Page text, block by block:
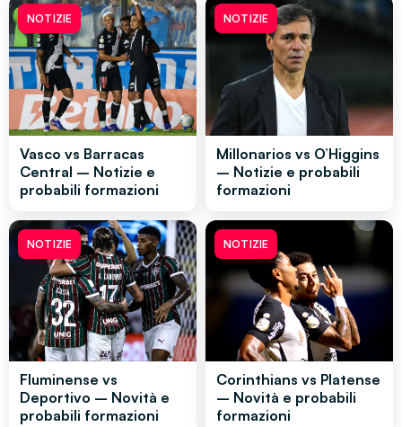
NOTIZIE
Vasco vs Barracas
Central – Notizie e
probabili formazioni
NOTIZIE
Millonarios vs O’Higgins
– Notizie e probabili
formazioni
NOTIZIE
Fluminense vs
Deportivo – Novità e
probabili formazioni
NOTIZIE
Corinthians vs Platense
– Novità e probabili
formazioni